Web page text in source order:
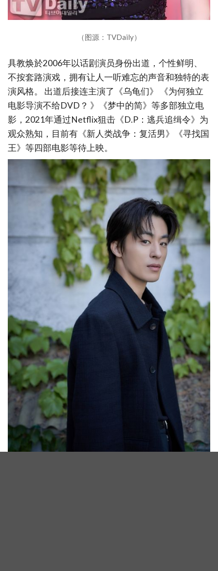
（图源：TVDaily）
具教焕於2006年以话剧演员身份出道，个性鲜明、
不按套路演戏，拥有让人一听难忘的声音和独特的表
演风格。 出道后接连主演了《乌龟们》 《为何独立
电影导演不给DVD？ 》《梦中的简》等多部独立电
影，2021年通过Netflix狙击《D.P：逃兵追缉令》为
观众熟知，目前有《新人类战争：复活男》《寻找国
王》等四部电影等待上映。